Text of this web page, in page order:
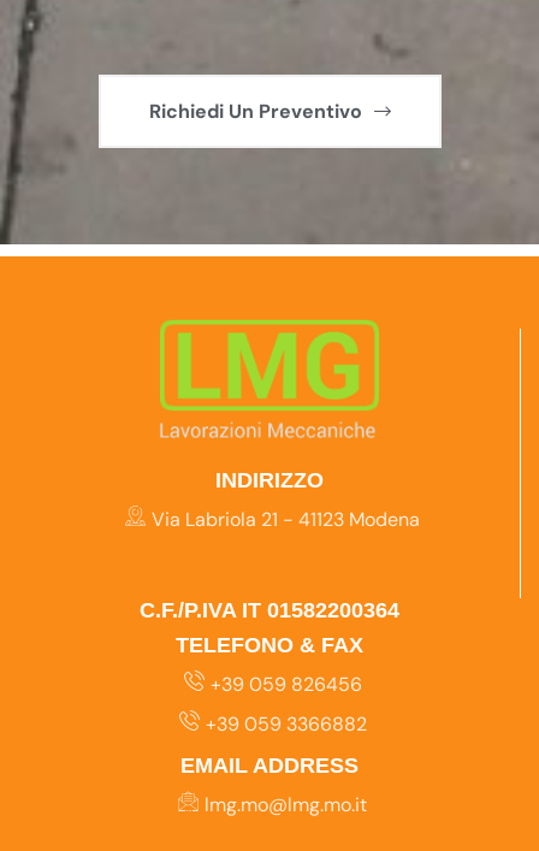
Richiedi Un Preventivo
INDIRIZZO
Via Labriola 21 - 41123 Modena
C.F./P.IVA IT 01582200364
TELEFONO & FAX
+39 059 826456
+39 059 3366882
EMAIL ADDRESS
lmg.mo@lmg.mo.it